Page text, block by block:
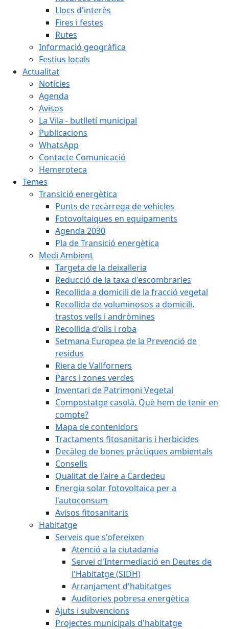
Llocs d'interès
Fires i festes
Rutes
Informació geogràfica
Festius locals
Actualitat
Notícies
Agenda
Avisos
La Vila - butlletí municipal
Publicacions
WhatsApp
Contacte Comunicació
Hemeroteca
Temes
Transició energètica
Punts de recàrrega de vehicles
Fotovoltaiques en equipaments
Agenda 2030
Pla de Transició energètica
Medi Ambient
Targeta de la deixalleria
Reducció de la taxa d'escombraries
Recollida a domicili de la fracció vegetal
Recollida de voluminosos a domicili,
trastos vells i andròmines
Recollida d'olis i roba
Setmana Europea de la Prevenció de
residus
Riera de Vallforners
Parcs i zones verdes
Inventari de Patrimoni Vegetal
Compostatge casolà. Què hem de tenir en
compte?
Mapa de contenidors
Tractaments fitosanitaris i herbicides
Decàleg de bones pràctiques ambientals
Consells
Qualitat de l'aire a Cardedeu
Energia solar fotovoltaica per a
l'autoconsum
Avisos fitosanitaris
Habitatge
Serveis que s'ofereixen
Atenció a la ciutadania
Servei d'Intermediació en Deutes de
l'Habitatge (SIDH)
Arranjament d'habitatges
Auditories pobresa energètica
Ajuts i subvencions
Projectes municipals d'habitatge